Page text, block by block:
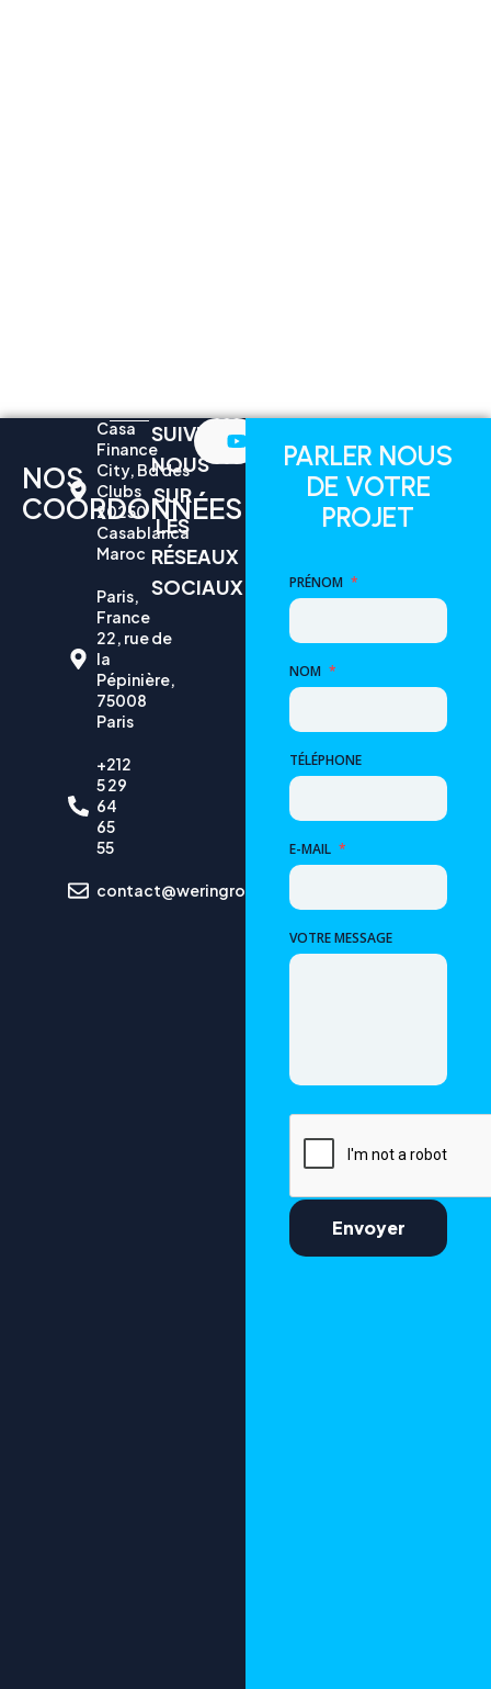
NOS
COORDONNÉES
Casa
Finance
City, Bd des
Clubs
20250
Casablanca
Maroc
Paris,
France
22, rue de
la
Pépinière,
75008
Paris
+212
5 29
64
65
55
contact@weringroup.ma
SUIVEZ-
NOUS
SUR
LES
RÉSEAUX
SOCIAUX
PARLER NOUS
DE VOTRE
PROJET
PRÉNOM *
NOM *
TÉLÉPHONE
E-MAIL *
VOTRE MESSAGE